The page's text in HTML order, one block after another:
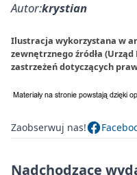
Autor:krystian
Ilustracja wykorzystana w
zewnętrznego źródła
zastrzeżeń dotyczących
Zaobserwuj nas!
Nadchodzące